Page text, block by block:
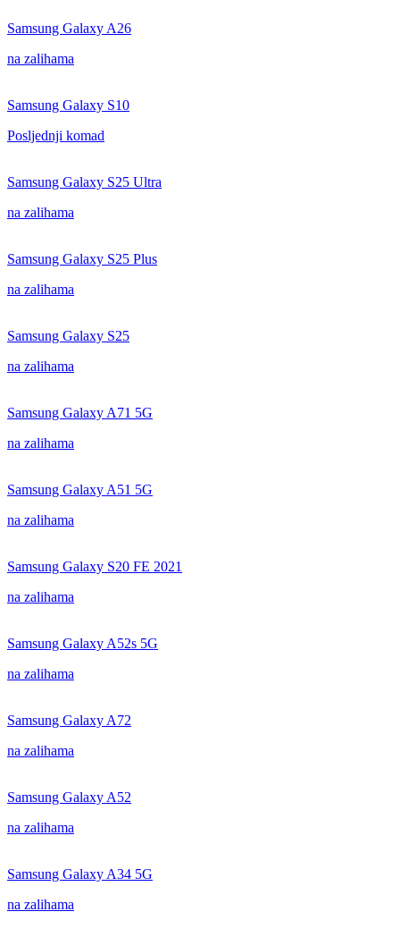
Samsung Galaxy A26
na zalihama
Samsung Galaxy S10
Posljednji komad
Samsung Galaxy S25 Ultra
na zalihama
Samsung Galaxy S25 Plus
na zalihama
Samsung Galaxy S25
na zalihama
Samsung Galaxy A71 5G
na zalihama
Samsung Galaxy A51 5G
na zalihama
Samsung Galaxy S20 FE 2021
na zalihama
Samsung Galaxy A52s 5G
na zalihama
Samsung Galaxy A72
na zalihama
Samsung Galaxy A52
na zalihama
Samsung Galaxy A34 5G
na zalihama